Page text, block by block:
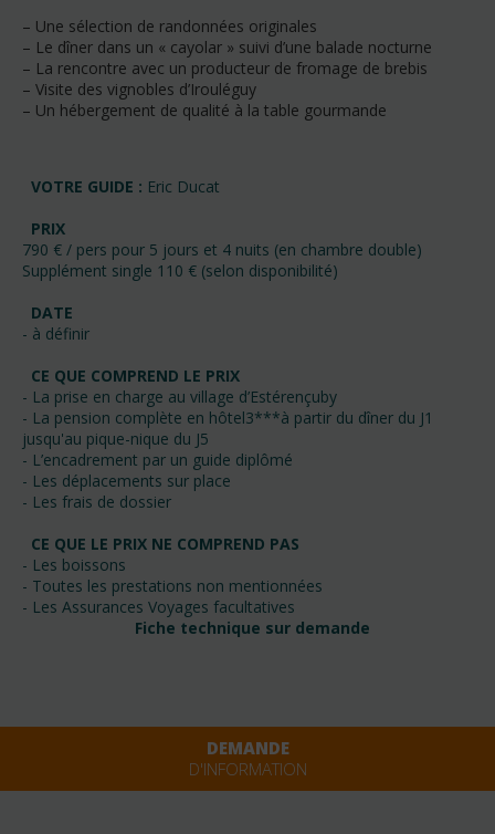
– Une sélection de randonnées originales
– Le dîner dans un « cayolar » suivi d’une balade nocturne
– La rencontre avec un producteur de fromage de brebis
– Visite des vignobles d’Irouléguy
– Un hébergement de qualité à la table gourmande
VOTRE GUIDE : Eric Ducat
PRIX
790 € / pers pour 5 jours et 4 nuits (en chambre double)
Supplément single 110 € (selon disponibilité)
DATE
- à définir
CE QUE COMPREND LE PRIX
- La prise en charge au village d’Estérençuby
- La pension complète en hôtel3***à partir du dîner du J1
jusqu'au pique-nique du J5
- L’encadrement par un guide diplômé
- Les déplacements sur place
- Les frais de dossier
CE QUE LE PRIX NE COMPREND PAS
- Les boissons
- Toutes les prestations non mentionnées
- Les Assurances Voyages facultatives
Fiche technique sur demande
DEMANDE
D'INFORMATION